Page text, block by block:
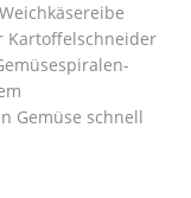
Kartoffelschneider
Gemüse schnell